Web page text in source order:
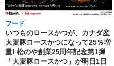
フード
いつものロースかつが、カナダ産
大麦豚ロースかつになって25％増
量! 松のや創業25周年記念第1弾
「大麦豚ロースかつ」が明日1日